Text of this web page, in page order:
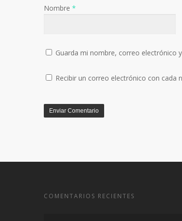
Nombre *
Guarda mi nombre, correo electrónico
Recibir un correo electrónico con cada
COMENTARIOS RECIENTES